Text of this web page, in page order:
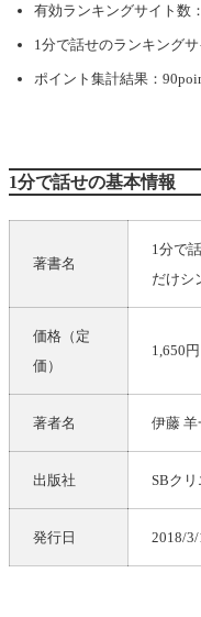
有効ランキングサイト数
1分で話せのランキング
ポイント集計結果：
1分で話せの基本情報
著書名
1分で
だけシ
価格（定
価）
1,650円
著者名 伊藤 羊
出版社 SBク
発行日 2018/